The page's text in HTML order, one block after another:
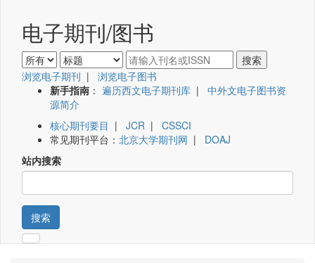
电子期刊/图书
浏览电子期刊 | 浏览电子图书
新手指南 ： 遍历西文电子期刊库 | 中外文电子图书资
源简介
核心期刊要目 | JCR | CSSCI
常见期刊平台： 北京大学期刊网 | DOAJ
站内搜索
搜索